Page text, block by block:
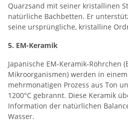
Quarzsand mit seiner kristallinen
natürliche Bachbetten. Er
seine ursprüngliche, kristalline
5. EM-Keramik
Japanische EM-Keramik-Röhrchen
Mikroorganismen) werden in
mehrmonatigen Prozess aus Ton
1200°C gebrannt. Diese Keramik
Information der natürlichen
Wasser.